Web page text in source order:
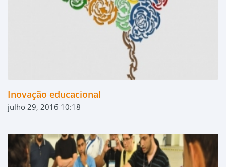
Inovação educacional
julho 29, 2016 10:18